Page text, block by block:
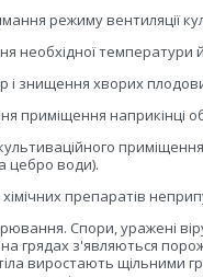
режиму вентиляції
необхідної температури
і знищення хворих
приміщення наприкінці
цебро води).
препаратів
Спори, уражені
грядах з'являються
тіла виростають